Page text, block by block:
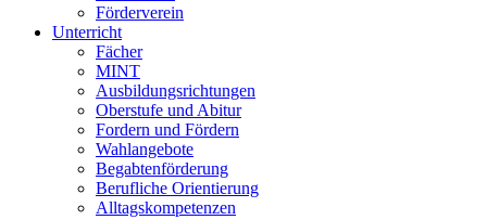
Förderverein
Unterricht
Fächer
MINT
Ausbildungsrichtungen
Oberstufe und Abitur
Fordern und Fördern
Wahlangebote
Begabtenförderung
Berufliche Orientierung
Alltagskompetenzen